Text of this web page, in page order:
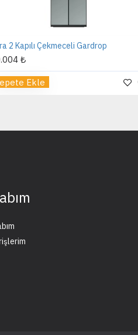
2 Kapılı Çekmeceli Gardrop
₺
Ekle